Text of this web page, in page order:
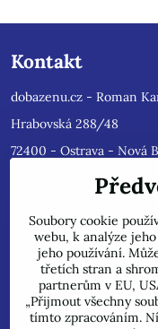
Kontakt
dobazenu.cz - Roman
Hrabovská 288/48
72400 - Ostrava - Nová
odpovíme, jsme
přepošleme výrobci s
Jsme plátci DPH.
POZOR !!! Jedná se
adrese běžně
Soubory cookie
webu, k analýze
jeho používání.
třetích stran a
partnerům v EU,
„Přijmout všechny
tímto zpracováním.